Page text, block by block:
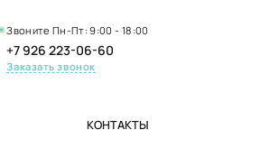
Звоните Пн-Пт: 9:00 - 18:00
+7 926 223-06-60
Заказать звонок
КОНТАКТЫ